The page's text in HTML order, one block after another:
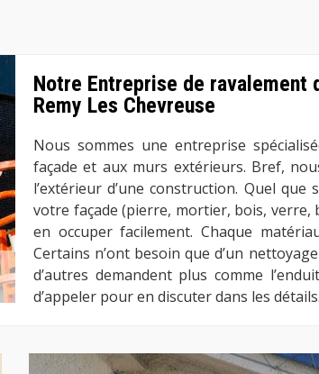
Notre Entreprise de ravalement
Remy Les Chevreuse
Nous sommes une entreprise
façade et aux murs extérieurs. Bref,
l’extérieur d’une construction. Quel
votre façade (pierre, mortier, bois, verre,
en occuper facilement. Chaque
Certains n’ont besoin que d’un
d’autres demandent plus comme
d’appeler pour en discuter dans les détails.